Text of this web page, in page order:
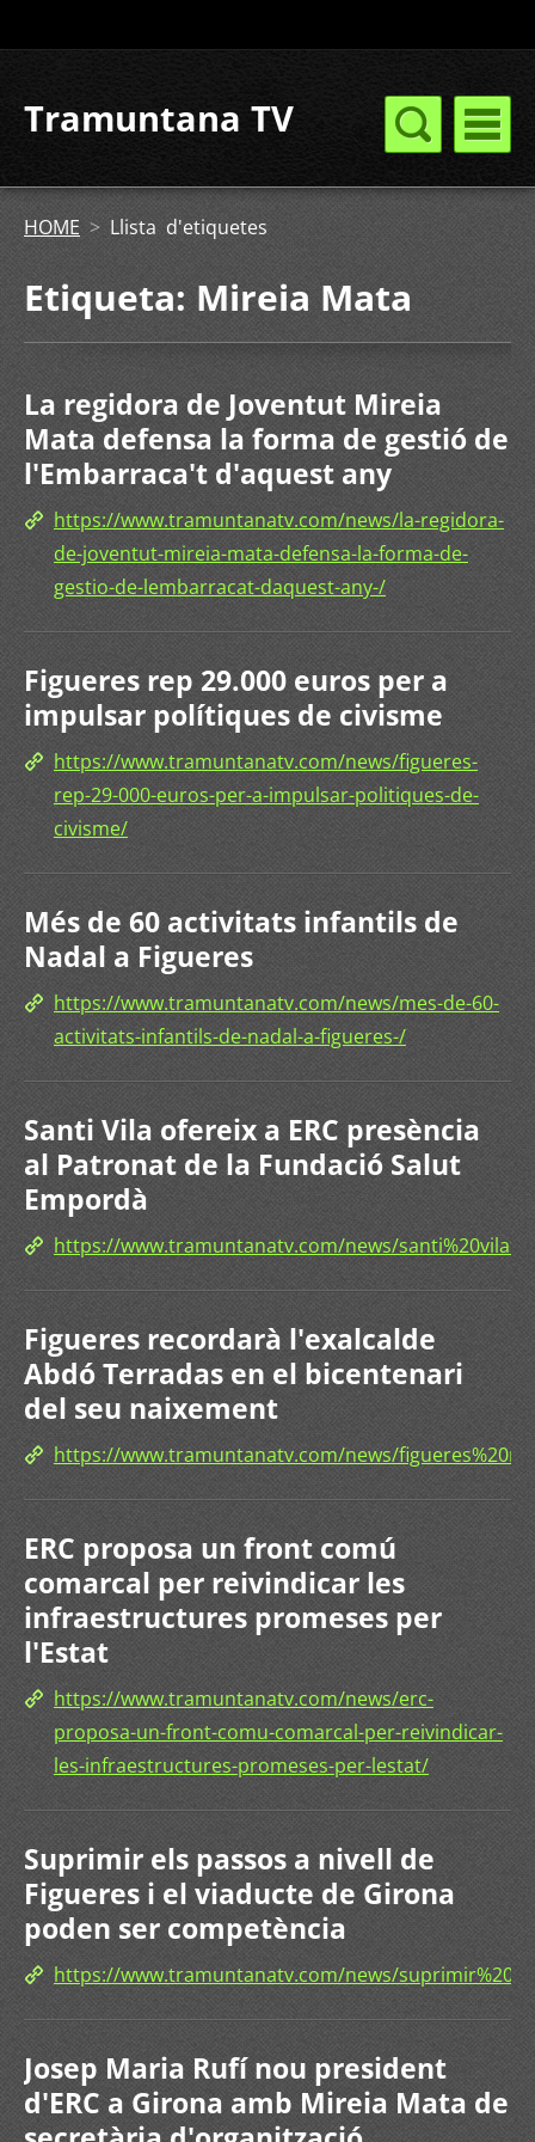
Tramuntana TV
HOME > Llista d'etiquetes
Etiqueta: Mireia Mata
La regidora de Joventut Mireia
Mata defensa la forma de gestió de
l'Embarraca't d'aquest any
https://www.tramuntanatv.com/news/la-regidora-
de-joventut-mireia-mata-defensa-la-forma-de-
gestio-de-lembarracat-daquest-any-/
Figueres rep 29.000 euros per a
impulsar polítiques de civisme
https://www.tramuntanatv.com/news/figueres-
rep-29-000-euros-per-a-impulsar-politiques-de-
civisme/
Més de 60 activitats infantils de
Nadal a Figueres
https://www.tramuntanatv.com/news/mes-de-60-
activitats-infantils-de-nadal-a-figueres-/
Santi Vila ofereix a ERC presència
al Patronat de la Fundació Salut
Empordà
https://www.tramuntanatv.com/news/
Figueres recordarà l'exalcalde
Abdó Terradas en el bicentenari
del seu naixement
https://www.tramuntanatv.com/news/
ERC proposa un front comú
comarcal per reivindicar les
infraestructures promeses per
l'Estat
https://www.tramuntanatv.com/news/erc-
proposa-un-front-comu-comarcal-per-reivindicar-
les-infraestructures-promeses-per-lestat/
Suprimir els passos a nivell de
Figueres i el viaducte de Girona
poden ser competència
https://www.tramuntanatv.com/news/
Josep Maria Rufí nou president
d'ERC a Girona amb Mireia Mata de